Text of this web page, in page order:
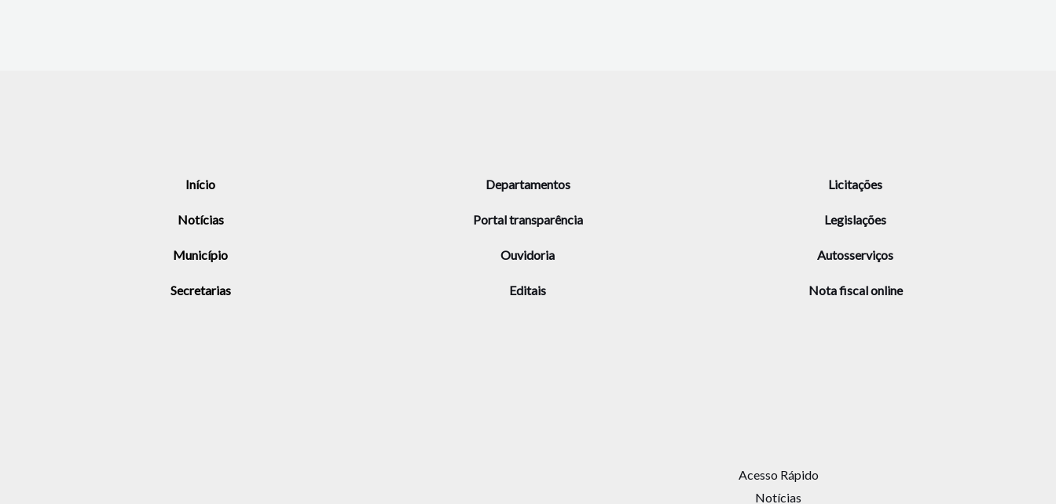
Início
Notícias
Município
Secretarias
Departamentos
Portal transparência
Ouvidoria
Editais
Licitações
Legislações
Autosserviços
Nota fiscal online
Acesso Rápido
Notícias